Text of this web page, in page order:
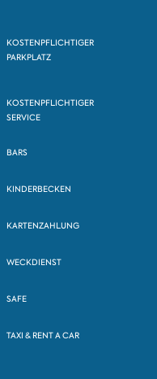
KOSTENPFLICHTIGER
PARKPLATZ
KOSTENPFLICHTIGER
SERVICE
BARS
KINDERBECKEN
KARTENZAHLUNG
WECKDIENST
SAFE
TAXI & RENT A CAR